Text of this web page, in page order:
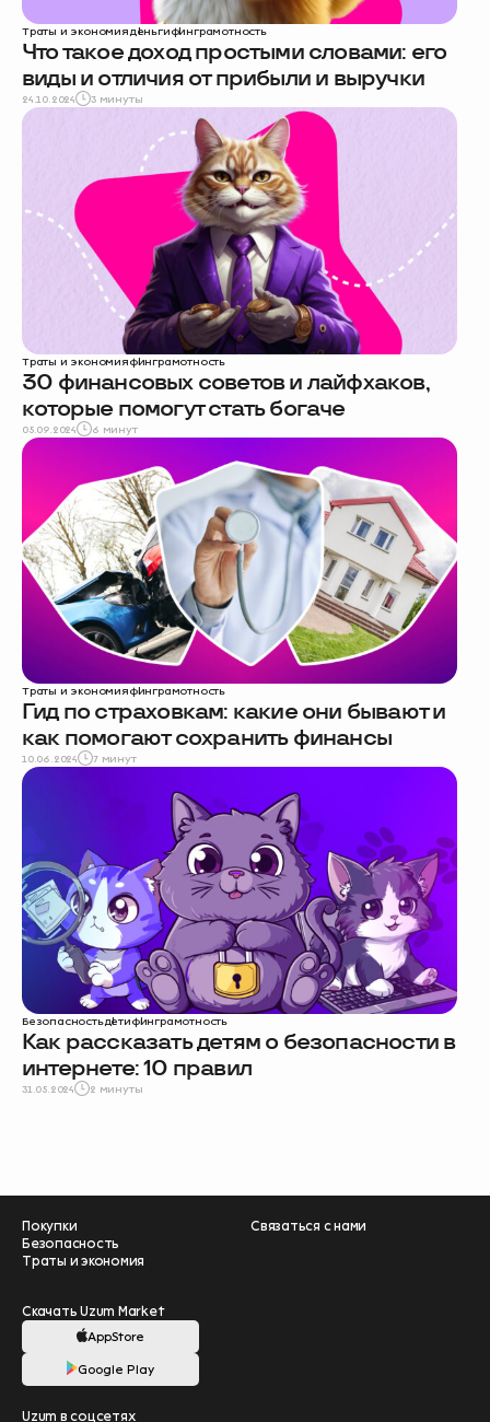
Траты и экономияденьгифинграмотность
Что такое доход простыми словами: его
виды и отличия от прибыли и выручки
24.10.2024 3 минуты
Траты и экономияфинграмотность
30 финансовых советов и лайфхаков,
которые помогут стать богаче
05.09.2024 6 минут
Траты и экономияфинграмотность
Гид по страховкам: какие они бывают и
как помогают сохранить финансы
10.06.2024 7 минут
Безопасностьдетифинграмотность
Как рассказать детям о безопасности в
интернете: 10 правил
31.05.2024 2 минуты
Покупки
Безопасность
Траты и экономия
Связаться с нами
Скачать Uzum Market
AppStore
Google Play
Uzum в соцсетях
Помогите нам